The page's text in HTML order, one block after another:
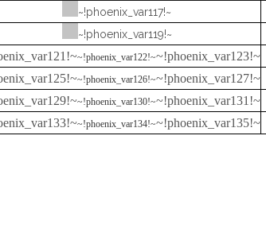
~!phoenix_var117!~
~!phoenix_var119!~
~!phoenix_var122!~~!phoenix_var123!~
~!phoenix_var126!~~!phoenix_var127!~
~!phoenix_var130!~~!phoenix_var131!~
~!phoenix_var134!~~!phoenix_var135!~